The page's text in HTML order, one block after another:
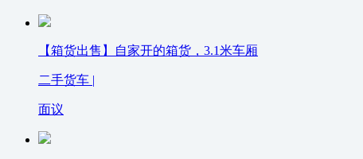
【箱货出售】自家开的箱货，3.1米车厢
二手货车 |
面议